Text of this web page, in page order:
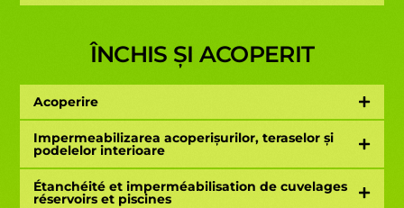
ÎNCHIS ȘI ACOPERIT
Acoperire
Impermeabilizarea acoperișurilor, teraselor și
podelelor interioare
Étanchéité et imperméabilisation de cuvelages
réservoirs et piscines